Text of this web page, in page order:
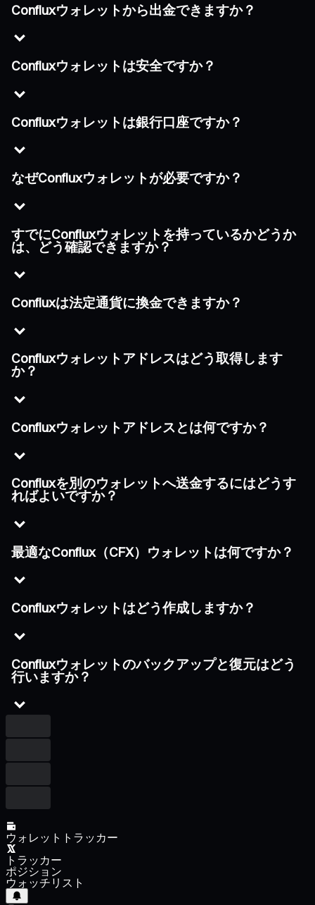
Confluxウォレットから出金できますか？
Confluxウォレットは安全ですか？
Confluxウォレットは銀行口座ですか？
なぜConfluxウォレットが必要ですか？
すでにConfluxウォレットを持っているかどうか
は、どう確認できますか？
Confluxは法定通貨に換金できますか？
Confluxウォレットアドレスはどう取得します
か？
Confluxウォレットアドレスとは何ですか？
Confluxを別のウォレットへ送金するにはどうす
ればよいですか？
最適なConflux（CFX）ウォレットは何ですか？
Confluxウォレットはどう作成しますか？
Confluxウォレットのバックアップと復元はどう
行いますか？
ウォレットトラッカー
トラッカー
ポジション
ウォッチリスト